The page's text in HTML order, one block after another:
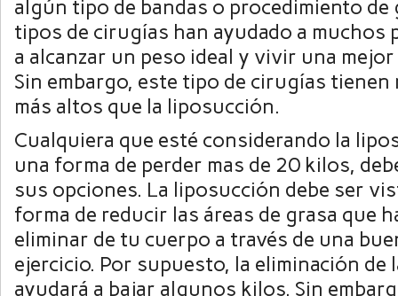
algún tipo de bandas o procedimiento de
tipos de cirugías han ayudado a muchos
a alcanzar un peso ideal y vivir una
Sin embargo, este tipo de cirugías
más altos que la liposucción.
Cualquiera que esté considerando la
una forma de perder mas de 20 kilos,
sus opciones. La liposucción debe ser
forma de reducir las áreas de grasa que
eliminar de tu cuerpo a través de una
ejercicio. Por supuesto, la eliminación de
ayudará a bajar algunos kilos. Sin